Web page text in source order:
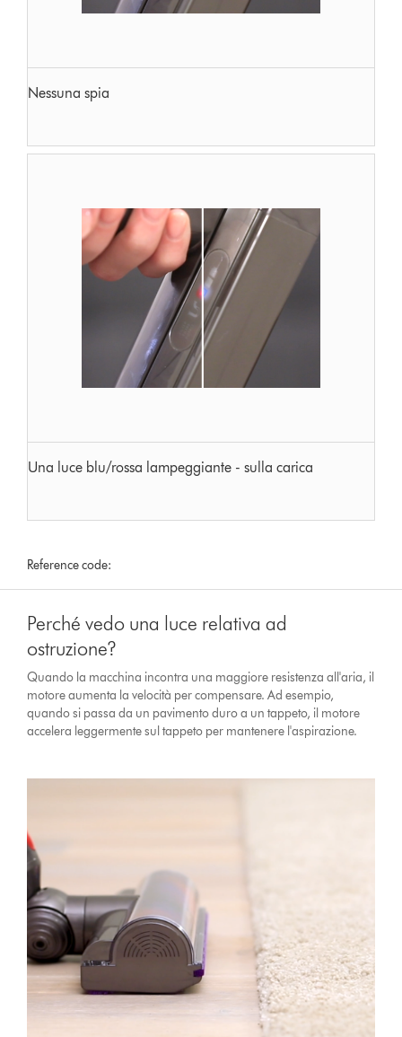
Nessuna spia
Una luce blu/rossa lampeggiante - sulla carica
Reference code:
Perché vedo una luce relativa ad
ostruzione?
Quando la macchina incontra una maggiore resistenza all'aria, il
motore aumenta la velocità per compensare. Ad esempio,
quando si passa da un pavimento duro a un tappeto, il motore
accelera leggermente sul tappeto per mantenere l'aspirazione.